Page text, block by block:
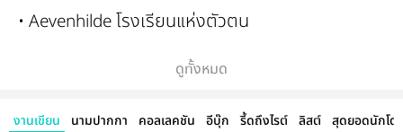
• Aevenhilde โรงเรียนแห่งตัวตน
ดูทั้งหมด
งานเขียน นามปากกา คอลเลคชัน อีบุ๊ก รี้ดถึงไรต์ ลิสต์ สุดยอดนักโด